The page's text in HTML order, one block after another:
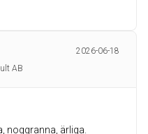
2026-06-18
AB
noggranna, ärliga.